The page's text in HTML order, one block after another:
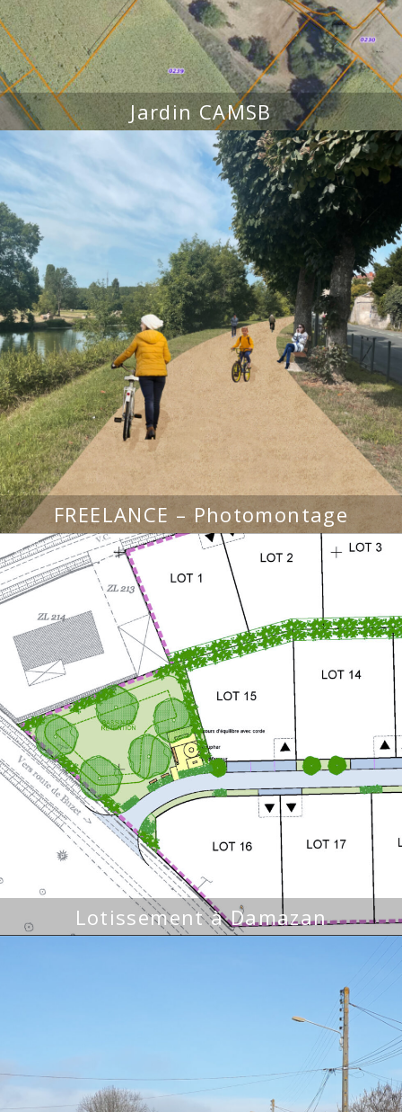
Jardin CAMSB
FREELANCE – Photomontage
Lotissement à Damazan